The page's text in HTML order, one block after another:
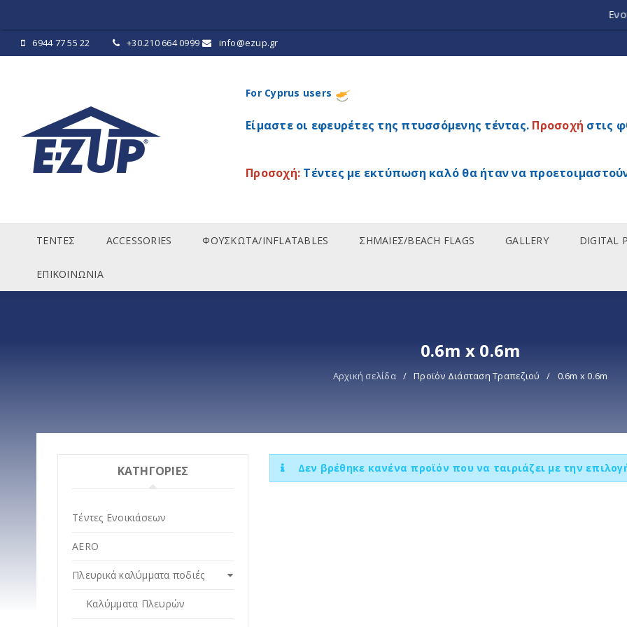
6944 77 55 22 +30.210 664 0999 info@ezup.gr
For Cyprus users
Είμαστε οι εφευρέτες της πτυσσόμενης τέντας. Προσοχή στις
Προσοχή: Τέντες με εκτύπωση καλό θα ήταν να
ΤΕΝΤΕΣ ACCESSORIES ΦΟΥΣΚΩΤΑ/INFLATABLES ΣΗΜΑΙΕΣ/BEACH FLAGS GALLERY DIGITAL
ΕΠΙΚΟΙΝΩΝΙΑ
0.6m x 0.6m
Αρχική σελίδα / Προϊόν Διάσταση Τραπεζιού / 0.6m x 0.6m
ΚΑΤΗΓΟΡΙΕΣ
Τέντες Ενοικιάσεων
AERO
Πλευρικά καλύμματα ποδιές
Καλύμματα Πλευρών
Δεν βρέθηκε κανένα προϊόν που να ταιριάζει με την
Ενοικίαση